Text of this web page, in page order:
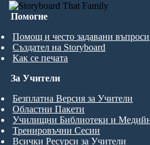
Помогне
Помощ и често задавани въпроси
Създател на Storyboard
Как се печата
За Учители
Безплатна Версия за Учители
Областни Пакети
Училищни Библиотеки и
Тренировъчни Сесии
Всички Ресурси за Учители